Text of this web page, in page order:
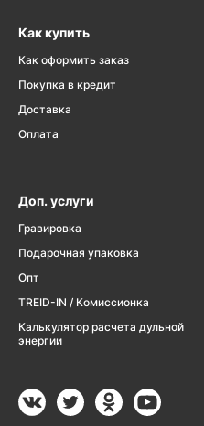
Как купить
Как оформить заказ
Покупка в кредит
Доставка
Оплата
Доп. услуги
Гравировка
Подарочная упаковка
Опт
TREID-IN / Комиссионка
Калькулятор расчета дульной
энергии